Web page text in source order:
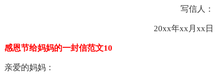
写信人：
20xx年xx月xx日
感恩节给妈妈的一封信范文10
亲爱的妈妈：